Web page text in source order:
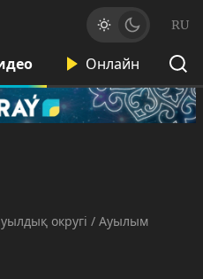
RU
Онлайн
округі / Ауылым